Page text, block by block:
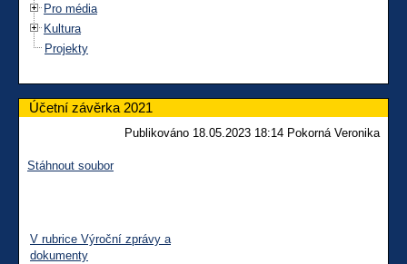
Pro média
Kultura
Projekty
Účetní závěrka 2021
Publikováno 18.05.2023 18:14 Pokorná Veronika
Stáhnout soubor
V rubrice Výroční zprávy a
dokumenty